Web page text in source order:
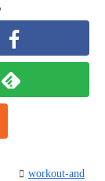
workout-and